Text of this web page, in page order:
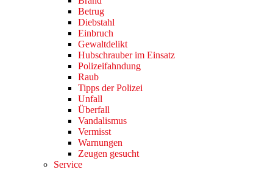
Betrug
Diebstahl
Einbruch
Gewaltdelikt
Hubschrauber im Einsatz
Polizeifahndung
Raub
Tipps der Polizei
Unfall
Überfall
Vandalismus
Vermisst
Warnungen
Zeugen gesucht
Service